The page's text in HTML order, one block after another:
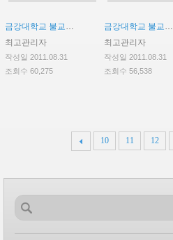
금강대학교 불교문화연구소 HK사업단 HK코디네이터 신규 채용 공고
최고관리자
작성일 2011.08.31
조회수 60,275
금강대학교 불교문화연구소 HK사업단 HK연구교수 신규 채용 재공고
최고관리자
작성일 2011.08.31
조회수 56,538
10 11 12